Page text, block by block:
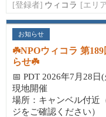
[登録者] ウィコラ [エリ
お知らせ
☘️NPOウィコラ 第
らせ☘️
📅 PDT 2026年7月28日
現地開催
場所：キャンベル付近
ジをご確認ください）